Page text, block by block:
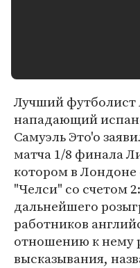
Лучший
нападающий
Самуэль Это'о
матча 1/8 финала
котором в Лондоне
"Челси" со счетом
дальнейшего
работников
отношению к нему
высказывания,